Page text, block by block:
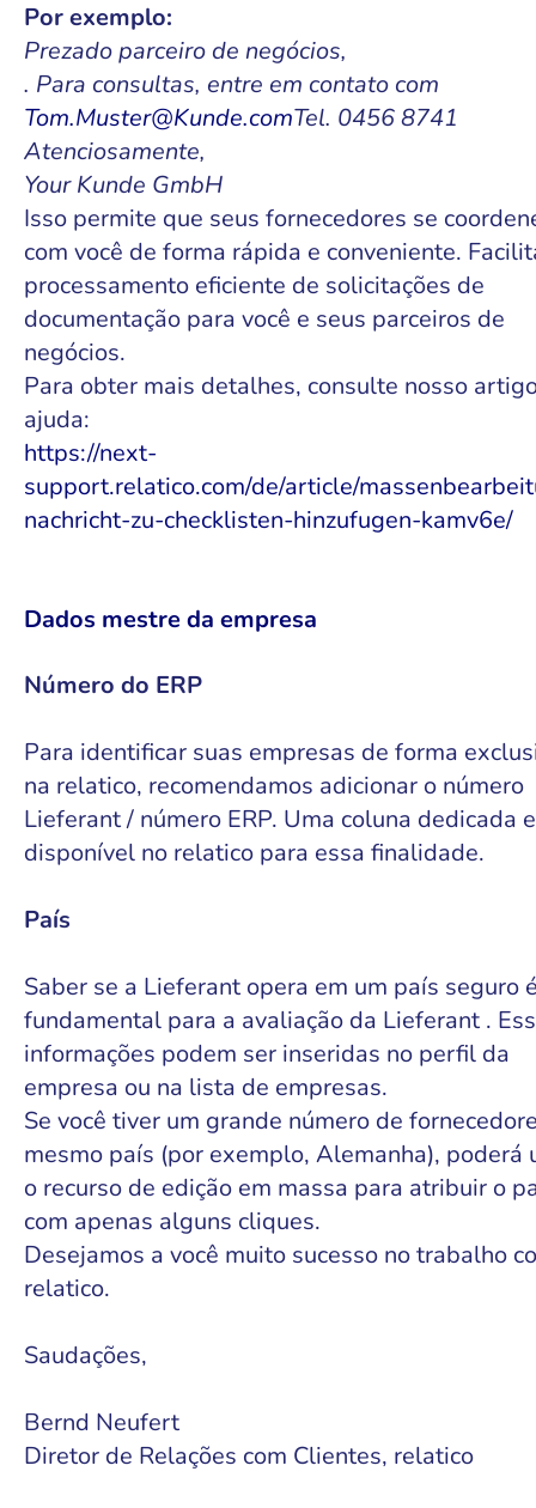
Por exemplo:
Prezado parceiro de negócios,
. Para consultas, entre em contato com
Tom.Muster@Kunde.comTel. 0456 8741
Atenciosamente,
Your Kunde GmbH
Isso permite que seus fornecedores se
com você de forma rápida e conveniente.
processamento eficiente de solicitações de
documentação para você e seus parceiros de
negócios.
Para obter mais detalhes, consulte nosso
ajuda:
https://next-
support.relatico.com/de/article/
nachricht-zu-checklisten-hinzufugen-kamv6e/
Dados mestre da empresa
Número do ERP
Para identificar suas empresas de forma
na relatico, recomendamos adicionar o número
Lieferant / número ERP. Uma coluna dedicada
disponível no relatico para essa finalidade.
País
Saber se a Lieferant opera em um país seguro
fundamental para a avaliação da Lieferant .
informações podem ser inseridas no perfil da
empresa ou na lista de empresas.
Se você tiver um grande número de
mesmo país (por exemplo, Alemanha), poderá
o recurso de edição em massa para atribuir o
com apenas alguns cliques.
Desejamos a você muito sucesso no trabalho
relatico.
Saudações,
Bernd Neufert
Diretor de Relações com Clientes, relatico